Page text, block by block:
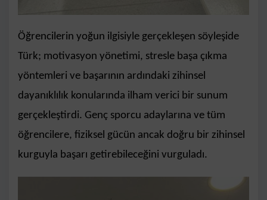
Öğrencilerin yoğun ilgisiyle gerçekleşen söyleşide
Türk; motivasyon yönetimi, stresle başa çıkma
yöntemleri ve başarının ardındaki zihinsel
dayanıklılık konularında ilham verici bir sunum
gerçekleştirdi. Genç sporcu adaylarına ve tüm
öğrencilere, fiziksel gücün ancak doğru bir zihinsel
kurguyla başarı getirebileceğini vurguladı.